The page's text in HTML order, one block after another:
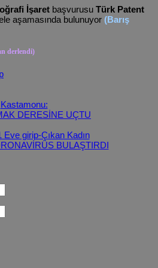
İşaret başvurusu Türk Patent
aşamasında bulunuyor (Barış
derlendi)
Kastamonu:
DERESİNE UÇTU
Eve girip-Çıkan Kadın
BULAŞTIRDI